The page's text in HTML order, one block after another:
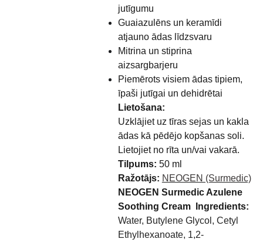
jutīgumu
Guaiazulēns un keramīdi
atjauno ādas līdzsvaru
Mitrina un stiprina
aizsargbarjeru
Piemērots visiem ādas tipiem,
īpaši jutīgai un dehidrētai
Lietošana:
Uzklājiet uz tīras sejas un kakla
ādas kā pēdējo kopšanas soli.
Lietojiet no rīta un/vai vakarā.
Tilpums: 50 ml
Ražotājs: NEOGEN (Surmedic)
NEOGEN Surmedic Azulene
Soothing Cream Ingredients:
Water, Butylene Glycol, Cetyl
Ethylhexanoate, 1,2-